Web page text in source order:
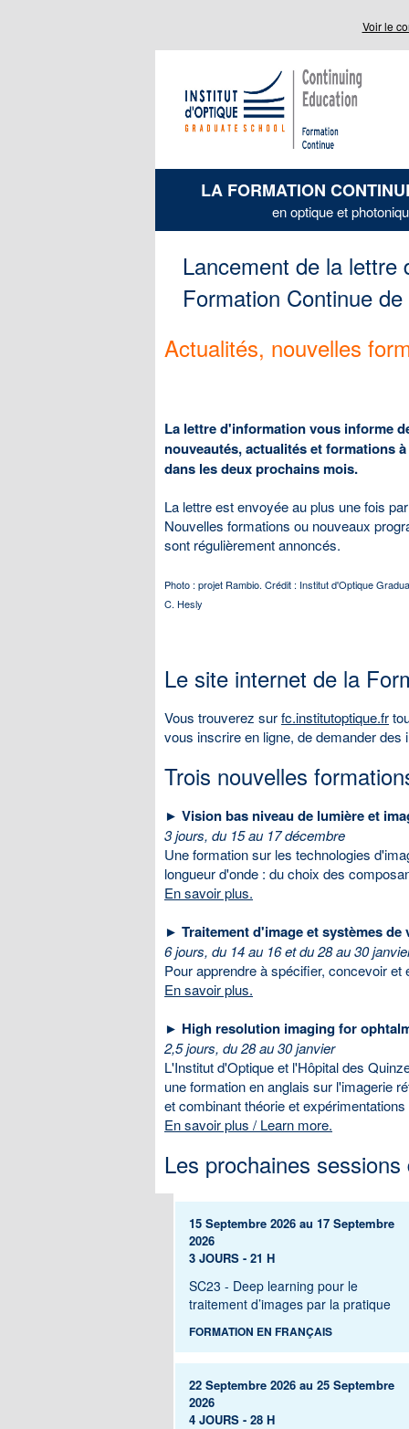
Voir le
LA FORMATION
en optique et
Lancement de la lettre
Formation Continue
Actualités, nouvelles
La lettre d'information vous informe
nouveautés, actualités et formations
dans les deux prochains mois.
La lettre est envoyée au plus une fois
Nouvelles formations ou nouveaux
sont régulièrement annoncés.
Photo : projet Rambio. Crédit : Institut d'Optique
C. Hesly
Le site internet de la
Vous trouverez surfc.institutoptique.fr
vous inscrire en ligne, de demander
Trois nouvelles
► Vision bas niveau de lumière et
3 jours, du 15 au 17 décembre
Une formation sur les technologies
longueur d'onde : du choix des
En savoir plus.
► Traitement d'image et systèmes
6 jours, du 14 au 16 et du 28 au 30
Pour apprendre à spécifier, concevoir
En savoir plus.
► High resolution imaging for
2,5 jours, du 28 au 30 janvier
L'Institut d'Optique et l'Hôpital des
une formation en anglais sur l'imagerie
et combinant théorie et
En savoir plus / Learn more.
Les prochaines
15 Septembre 2026 au 17 Septembre
2026
3 JOURS - 21 H
SC23 - Deep learning pour le
traitement d’images par la pratique
FORMATION EN FRANÇAIS
22 Septembre 2026 au 25 Septembre
2026
4 JOURS - 28 H